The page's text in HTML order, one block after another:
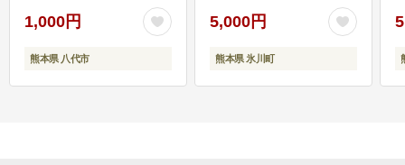
1,000円
熊本県 八代市
5,000円
熊本県 氷川町